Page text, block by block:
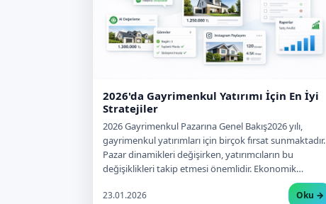
2026'da Gayrimenkul Yatırımı İçin En İyi
Stratejiler
2026 Gayrimenkul Pazarına Genel Bakış2026 yılı,
gayrimenkul yatırımları için birçok fırsat sunmaktadır.
Pazar dinamikleri değişirken, yatırımcıların bu
değişiklikleri takip etmesi önemlidir. Ekonomik…
23.01.2026 Oku →